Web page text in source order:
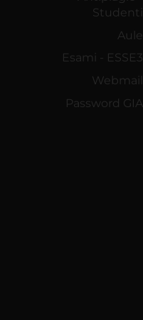
Studenti
Aule
Esami - ESSE3
Webmail
Password GIA